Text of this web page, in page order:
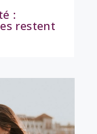
:
restent